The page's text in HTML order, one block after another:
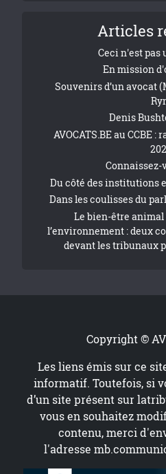
Articles
Ceci n'est pas
En mission
Souvenirs d’un avocat
Denis
AVOCATS.BE au CCBE
Connaissez-
Du côté des institutions
Dans les coulisses du
Le bien-être
l’environnement : deux
devant les tribunaux
Copyright ©
Les liens émis sur ce
informatif. Toutefois, si
d’un site présent sur
vous en souhaitez
contenu, merci
l'adresse